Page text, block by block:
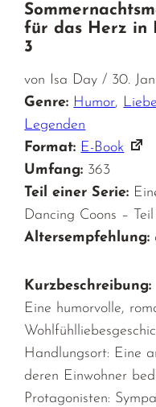
für das Herz in
3
von Isa Day / 30.
Genre: Humor,
Legenden
Format: E-Book
Umfang: 363
Teil einer Serie:
Dancing Coons –
Altersempfehlung:
Kurzbeschreibung:
Eine humorvolle,
Handlungsort: Eine
deren Einwohner
Protagonisten: